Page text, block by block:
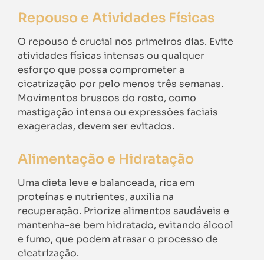
Repouso e Atividades Físicas
O repouso é crucial nos primeiros dias. Evite
atividades físicas intensas ou qualquer
esforço que possa comprometer a
cicatrização por pelo menos três semanas.
Movimentos bruscos do rosto, como
mastigação intensa ou expressões faciais
exageradas, devem ser evitados.
Alimentação e Hidratação
Uma dieta leve e balanceada, rica em
proteínas e nutrientes, auxilia na
recuperação. Priorize alimentos saudáveis e
mantenha-se bem hidratado, evitando álcool
e fumo, que podem atrasar o processo de
cicatrização.